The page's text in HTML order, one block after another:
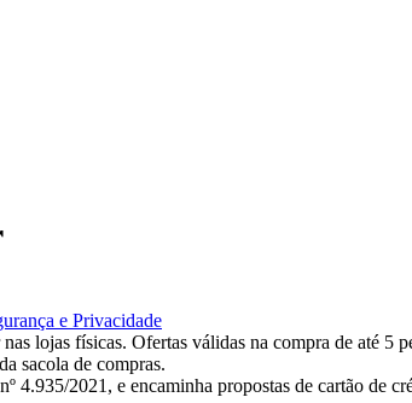
e Privacidade
lojas físicas. Ofertas válidas na compra de até 5
sacola de compras.
2021, e encaminha propostas de cartão de